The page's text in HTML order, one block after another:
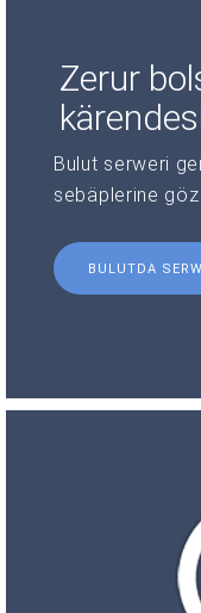
Zerur
Bulut serweri
sebäplerine
BULUTDA